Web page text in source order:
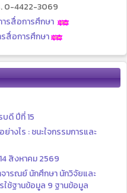
. 0-4422-3069
รสื่อการศึกษา
สื่อการศึกษา
ดี ปีที่ 15
างไร : ชนะใจกรรมการและ
สิงหาคม 2569
รณย์ นักศึกษา นักวิจัยและ
ช้ฐานข้อมูล 9 ฐานข้อมูล